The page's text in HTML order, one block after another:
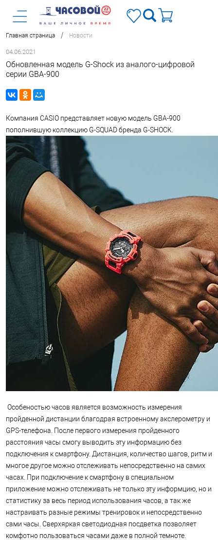
Главная страница / Новости
04.06.2021
Обновленная модель G-Shock из аналого-цифровой
серии GBA-900
Компания CASIO представляет новую модель GBA-900
пополнившую коллекцию G-SQUAD бренда G-SHOCK.
Особеностью часов является возможность измерения
пройденной дистанции благодрая встроенному акслерометру и
GPS-телефона. После первого измерения пройденного
расстояния часы смогу выводить эту информацию без
подключения к смартфону. Дистанция, количество шагов, ритм и
многое другое можно отслеживать непосредственно на самих
часах. При подключение к смартфону в специальном
приложение можно отслеживать не только эту информцию, но и
статистику за весь период использования часов, а так же
настраивать разные режимы тренировок и непосредственно
сами часы. Сверхяркая светодиодная посдветка позволяет
комфотно пользоваться часами даже в полной темноте.